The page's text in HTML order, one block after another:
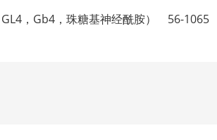
，Gb4，珠糖基神经酰胺） 56-1065